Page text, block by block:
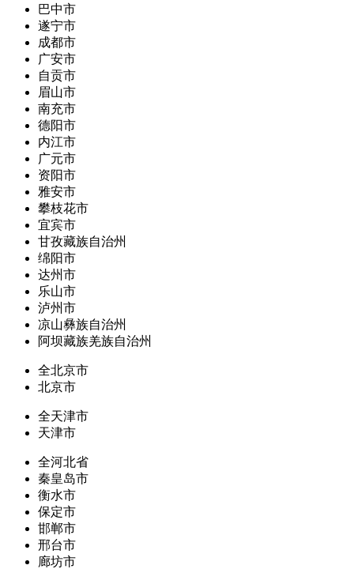
巴中市
遂宁市
成都市
广安市
自贡市
眉山市
南充市
德阳市
内江市
广元市
资阳市
雅安市
攀枝花市
宜宾市
甘孜藏族自治州
绵阳市
达州市
乐山市
泸州市
凉山彝族自治州
阿坝藏族羌族自治州
全北京市
北京市
全天津市
天津市
全河北省
秦皇岛市
衡水市
保定市
邯郸市
邢台市
廊坊市